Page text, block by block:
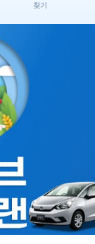
찾기